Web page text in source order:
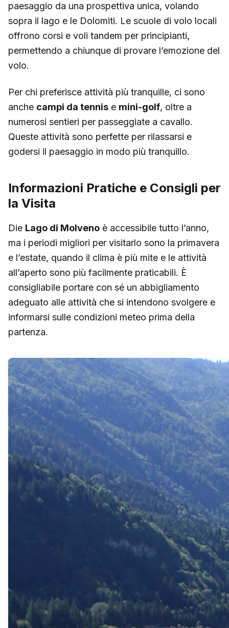
paesaggio da una prospettiva unica, volando
sopra il lago e le Dolomiti. Le scuole di volo locali
offrono corsi e voli tandem per principianti,
permettendo a chiunque di provare l’emozione del
volo.
Per chi preferisce attività più tranquille, ci sono
anche campi da tennis e mini-golf, oltre a
numerosi sentieri per passeggiate a cavallo.
Queste attività sono perfette per rilassarsi e
godersi il paesaggio in modo più tranquillo.
Informazioni Pratiche e Consigli per
la Visita
Die Lago di Molveno è accessibile tutto l’anno,
ma i periodi migliori per visitarlo sono la primavera
e l’estate, quando il clima è più mite e le attività
all’aperto sono più facilmente praticabili. È
consigliabile portare con sé un abbigliamento
adeguato alle attività che si intendono svolgere e
informarsi sulle condizioni meteo prima della
partenza.